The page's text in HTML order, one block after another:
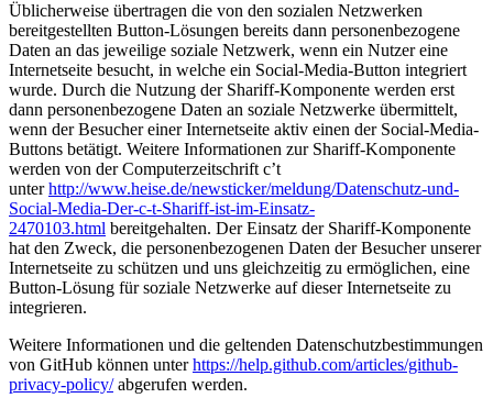
Üblicherweise übertragen die von den sozialen Netzwerken
bereitgestellten Button-Lösungen bereits dann personenbezogene
Daten an das jeweilige soziale Netzwerk, wenn ein Nutzer eine
Internetseite besucht, in welche ein Social-Media-Button integriert
wurde. Durch die Nutzung der Shariff-Komponente werden erst
dann personenbezogene Daten an soziale Netzwerke übermittelt,
wenn der Besucher einer Internetseite aktiv einen der Social-Media-
Buttons betätigt. Weitere Informationen zur Shariff-Komponente
werden von der Computerzeitschrift c’t
unterhttp://www.heise.de/newsticker/meldung/Datenschutz-und-
Social-Media-Der-c-t-Shariff-ist-im-Einsatz-
2470103.html bereitgehalten. Der Einsatz der Shariff-Komponente
hat den Zweck, die personenbezogenen Daten der Besucher unserer
Internetseite zu schützen und uns gleichzeitig zu ermöglichen, eine
Button-Lösung für soziale Netzwerke auf dieser Internetseite zu
integrieren.
Weitere Informationen und die geltenden Datenschutzbestimmungen
von GitHub können unterhttps://help.github.com/articles/github-
privacy-policy/abgerufen werden.